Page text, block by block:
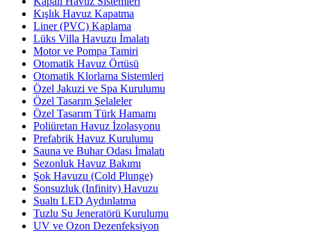
Kışlık Havuz Kapatma
Liner (PVC) Kaplama
Lüks Villa Havuzu İmalatı
Motor ve Pompa Tamiri
Otomatik Havuz Örtüsü
Otomatik Klorlama Sistemleri
Özel Jakuzi ve Spa Kurulumu
Özel Tasarım Şelaleler
Özel Tasarım Türk Hamamı
Poliüretan Havuz İzolasyonu
Prefabrik Havuz Kurulumu
Sauna ve Buhar Odası İmalatı
Sezonluk Havuz Bakımı
Şok Havuzu (Cold Plunge)
Sonsuzluk (Infinity) Havuzu
Sualtı LED Aydınlatma
Tuzlu Su Jeneratörü Kurulumu
UV ve Ozon Dezenfeksiyon